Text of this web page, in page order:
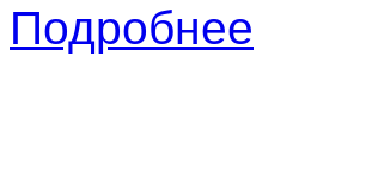
Подробнее